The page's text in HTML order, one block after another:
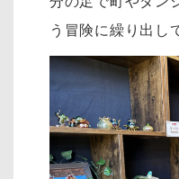
う冒険に繰り出し